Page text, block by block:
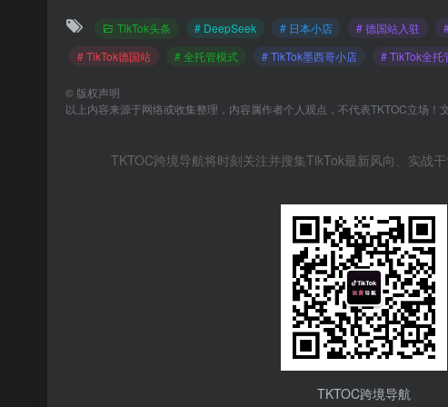
TikTok头条 # DeepSeek # 日本小店 # 德国站入驻
# TikTok德国站
# 全托管模式 # TikTok墨西哥小店 # TikTok全托
© 版权声明
以上内容来源于网络或收集整理，内容属作者个人观点，不代表TKTOC立场！
TKTOC跨境导航将时刻关注并搜集TikTok最新风向、实战
TKTOC跨境导航